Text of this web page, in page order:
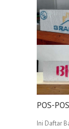
POS-
Ini Daftar